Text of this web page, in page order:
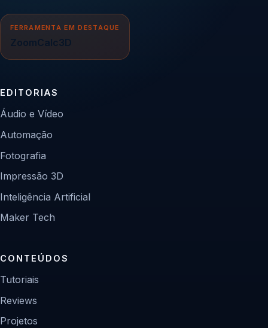
FERRAMENTA EM DESTAQUE
ZoomCalc3D
EDITORIAS
Áudio e Vídeo
Automação
Fotografia
Impressão 3D
Inteligência Artificial
Maker Tech
CONTEÚDOS
Tutoriais
Reviews
Projetos